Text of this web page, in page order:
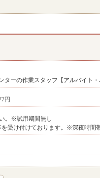
ターの作業スタッフ【アルバイト・
円
。※試用期間無し
受け付けております。※深夜時間